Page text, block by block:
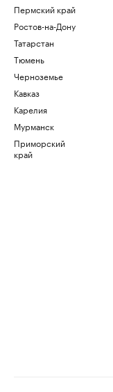
Пермский край
Ростов-на-Дону
Татарстан
Тюмень
Черноземье
Кавказ
Карелия
Мурманск
Приморский
край